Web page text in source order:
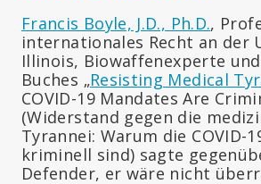
Francis Boyle, J.D., Ph.D.,
internationales Recht an der
Illinois, Biowaffenexperte
Buches „Resisting Medical
COVID-19 Mandates Are
(Widerstand gegen die
Tyrannei: Warum die COVID-
kriminell sind) sagte
Defender, er wäre nicht